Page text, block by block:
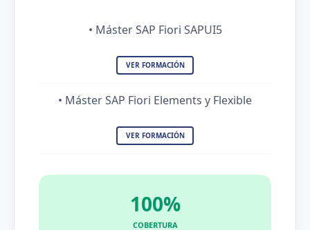
• Máster SAP Fiori SAPUI5
VER FORMACIÓN
• Máster SAP Fiori Elements y Flexible
VER FORMACIÓN
100%
COBERTURA